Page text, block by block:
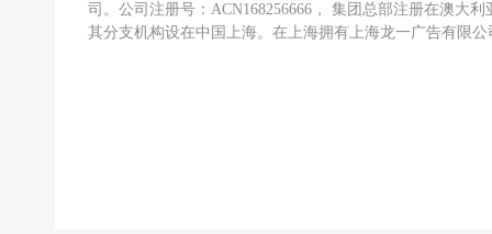
司。公司注册号：ACN168256666， 集团总部注册在澳大
其分支机构设在中国上海。在上海拥有上海龙一广告有限